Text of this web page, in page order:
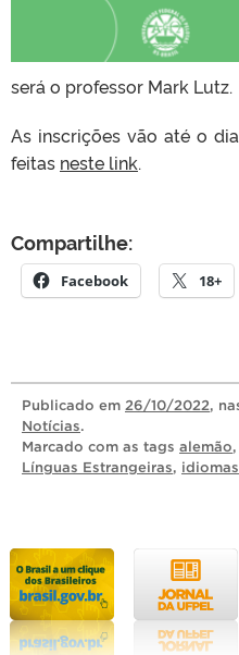
será o professor Mark Lutz.
As inscrições vão até o
feitas neste link.
Compartilhe:
Facebook 18+
Publicado em 26/10/2022,
Notícias.
Marcado com as tags alemão,
Línguas Estrangeiras, idiomas